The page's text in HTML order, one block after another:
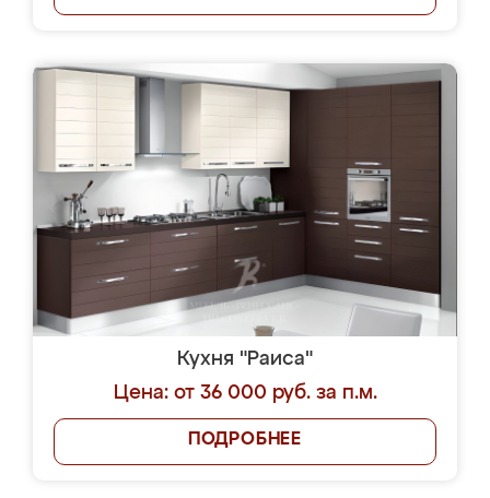
Кухня "Раиса"
Цена: от 36 000 руб. за п.м.
ПОДРОБНЕЕ